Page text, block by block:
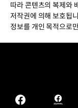
따라 콘텐츠의 복제와
저작권에 의해 보호됩
정보를 개인 목적으로